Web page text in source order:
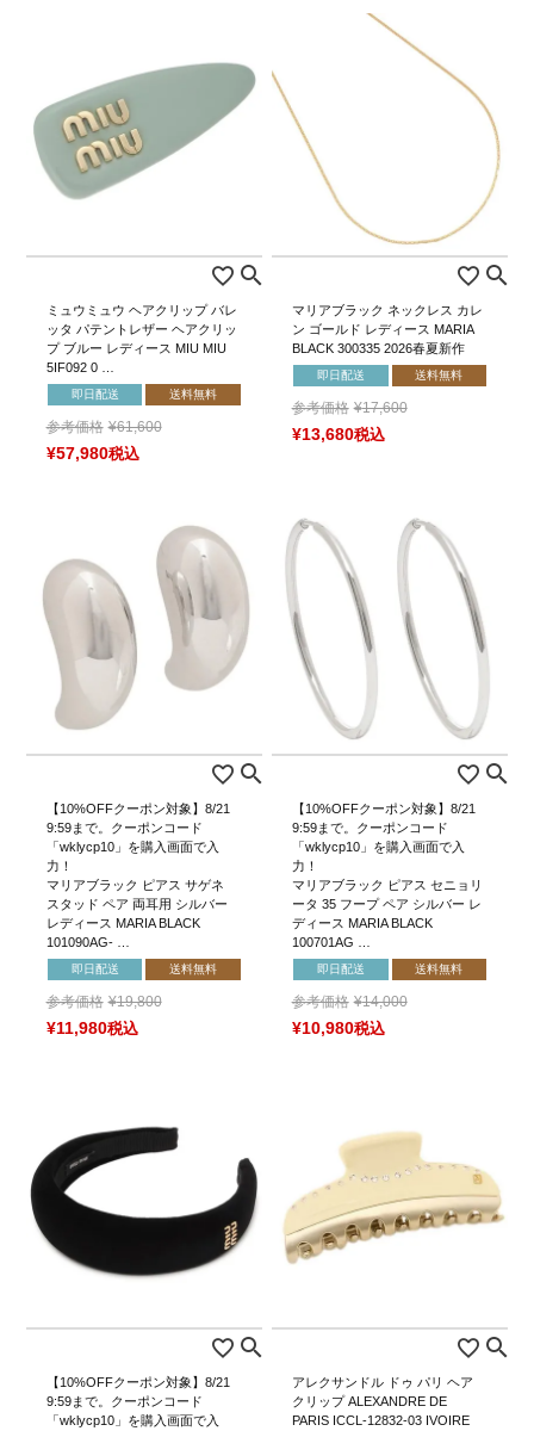
ミュウミュウ ヘアクリップ バレ
ッタ パテントレザー ヘアクリッ
プ ブルー レディース MIU MIU
5IF092 0 …
即日配送 送料無料
参考価格 ¥61,600
¥57,980税込
マリアブラック ネックレス カレ
ン ゴールド レディース MARIA
BLACK 300335 2026春夏新作
即日配送 送料無料
参考価格 ¥17,600
¥13,680税込
【10%OFFクーポン対象】8/21
9:59まで。クーポンコード
「wklycp10」を購入画面で入
力！
マリアブラック ピアス サゲネ
スタッド ペア 両耳用 シルバー
レディース MARIA BLACK
101090AG- …
即日配送 送料無料
参考価格 ¥19,800
¥11,980税込
【10%OFFクーポン対象】8/21
9:59まで。クーポンコード
「wklycp10」を購入画面で入
力！
マリアブラック ピアス セニョリ
ータ 35 フープ ペア シルバー レ
ディース MARIA BLACK
100701AG …
即日配送 送料無料
参考価格 ¥14,000
¥10,980税込
【10%OFFクーポン対象】8/21
9:59まで。クーポンコード
「wklycp10」を購入画面で入
アレクサンドル ドゥ パリ ヘア
クリップ ALEXANDRE DE
PARIS ICCL-12832-03 IVOIRE